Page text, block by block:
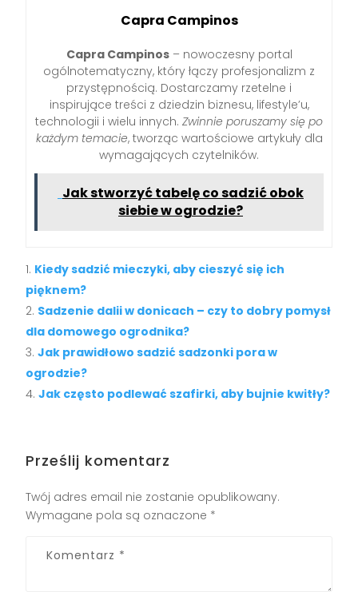
Capra Campinos
Capra Campinos– nowoczesny portal
ogólnotematyczny, który łączy profesjonalizm z
przystępnością. Dostarczamy rzetelne i
inspirujące treści z dziedzin biznesu, lifestyle’u,
technologii i wielu innych. Zwinnie poruszamy się po
każdym temacie, tworząc wartościowe artykuły dla
wymagających czytelników.
Jak stworzyć tabelę co sadzić obok
siebie w ogrodzie?
Kiedy sadzić mieczyki, aby cieszyć się ich
pięknem?
Sadzenie dalii w donicach – czy to dobry pomysł
dla domowego ogrodnika?
Jak prawidłowo sadzić sadzonki pora w
ogrodzie?
Jak często podlewać szafirki, aby bujnie kwitły?
Prześlij komentarz
Twój adres email nie zostanie opublikowany.
Wymagane pola są oznaczone *